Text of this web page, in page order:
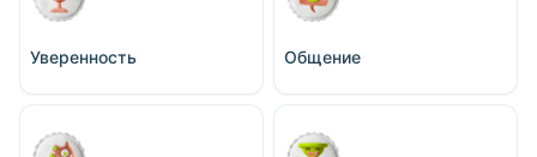
Уверенность Общение